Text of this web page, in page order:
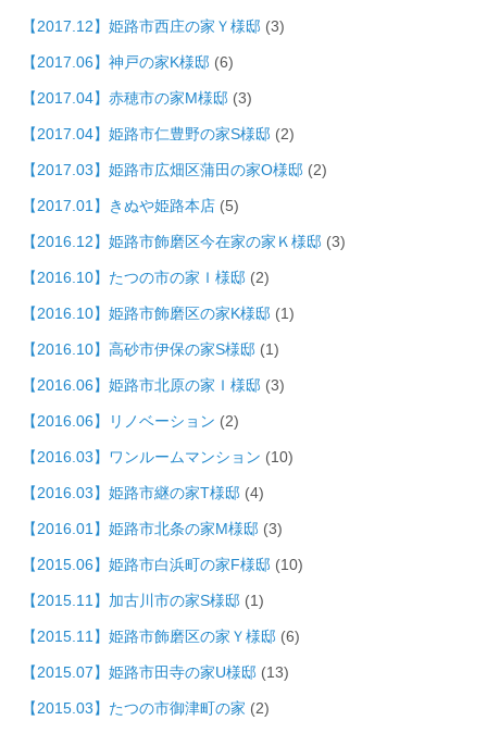
【2017.12】姫路市西庄の家Ｙ様邸 (3)
【2017.06】神戸の家K様邸 (6)
【2017.04】赤穂市の家M様邸 (3)
【2017.04】姫路市仁豊野の家S様邸 (2)
【2017.03】姫路市広畑区蒲田の家O様邸 (2)
【2017.01】きぬや姫路本店 (5)
【2016.12】姫路市飾磨区今在家の家Ｋ様邸 (3)
【2016.10】たつの市の家Ｉ様邸 (2)
【2016.10】姫路市飾磨区の家K様邸 (1)
【2016.10】高砂市伊保の家S様邸 (1)
【2016.06】姫路市北原の家Ｉ様邸 (3)
【2016.06】リノベーション (2)
【2016.03】ワンルームマンション (10)
【2016.03】姫路市継の家T様邸 (4)
【2016.01】姫路市北条の家M様邸 (3)
【2015.06】姫路市白浜町の家F様邸 (10)
【2015.11】加古川市の家S様邸 (1)
【2015.11】姫路市飾磨区の家Ｙ様邸 (6)
【2015.07】姫路市田寺の家U様邸 (13)
【2015.03】たつの市御津町の家 (2)